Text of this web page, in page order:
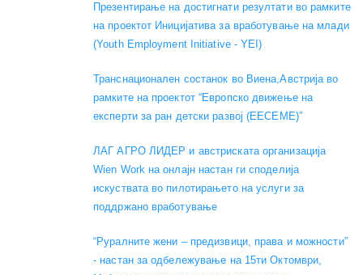
Презентирање на достигнати резултати во рамките
на проектот Иницијатива за вработување на млади
(Youth Employment Initiative - YEI)
Транснационален состанок во Виена,Австрија во
рамките на проектот “Европско движење на
експерти за ран детски развој (EECEME)”
ЛАГ АГРО ЛИДЕР и австриската организација
Wien Work на онлајн настан ги споделија
искуствата во пилотирањето на услуги за
поддржано вработување
“Руралните жени – предизвици, права и можности”
- настан за одбележување на 15ти Октомври,